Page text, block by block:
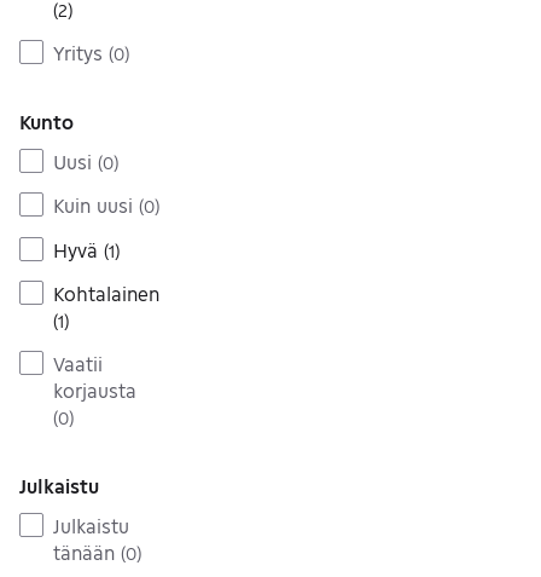
(2)
Yritys (0)
Kunto
Uusi (0)
Kuin uusi (0)
Hyvä (1)
Kohtalainen
(1)
Vaatii
korjausta
(0)
Julkaistu
Julkaistu
tänään (0)